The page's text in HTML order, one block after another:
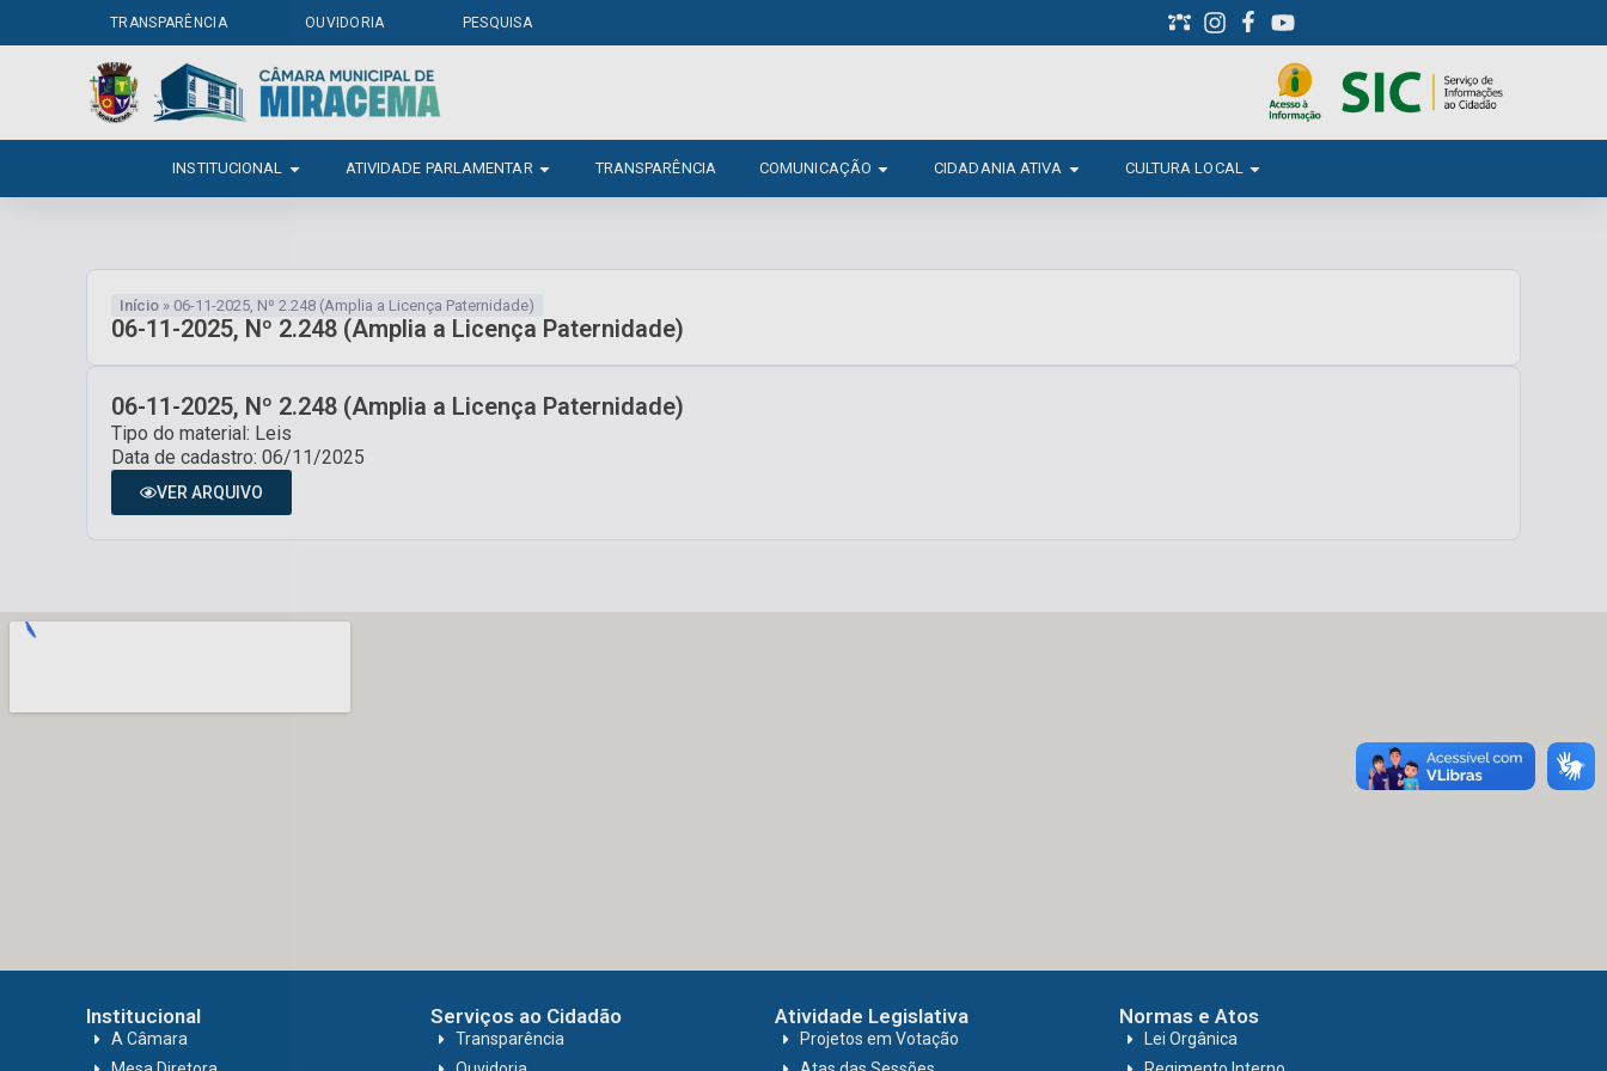
TRANSPARÊNCIA OUVIDORIA PESQUISA
INSTITUCIONAL ATIVIDADE PARLAMENTAR TRANSPARÊNCIA COMUNICAÇÃO CIDADANIA ATIVA CULTURA LOCAL
Início » 06-11-2025, Nº 2.248 (Amplia a Licença Paternidade)
06-11-2025, Nº 2.248 (Amplia a Licença Paternidade)
06-11-2025, Nº 2.248 (Amplia a Licença Paternidade)
Tipo do material: Leis
Data de cadastro: 06/11/2025
VER ARQUIVO
Institucional
A Câmara
Serviços ao Cidadão
Transparência
Atividade Legislativa
Projetos em Votação
Normas e Atos
Lei Orgânica